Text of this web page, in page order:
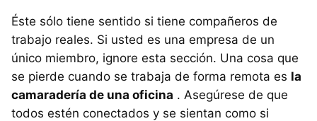
Éste sólo tiene sentido si tiene compañeros de
trabajo reales. Si usted es una empresa de un
único miembro, ignore esta sección. Una cosa que
se pierde cuando se trabaja de forma remota es la
camaradería de una oficina . Asegúrese de que
todos estén conectados y se sientan como si